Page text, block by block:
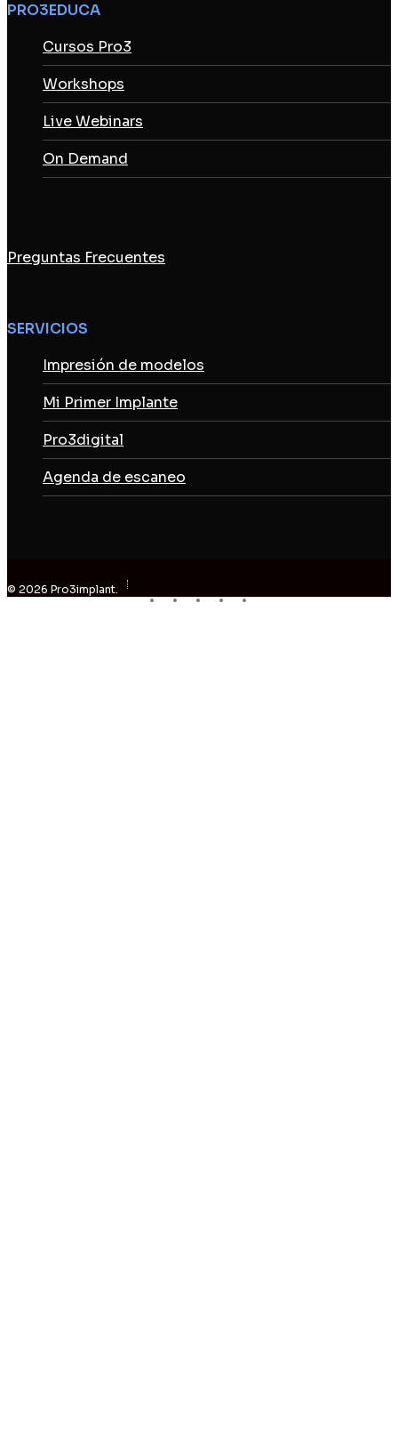
PRO3EDUCA
Cursos Pro3
Workshops
Live Webinars
On Demand
Preguntas Frecuentes
SERVICIOS
Impresión de modelos
Mi Primer Implante
Pro3digital
Agenda de escaneo
© 2026 Pro3implant.
facebook
linkedinyoutubeinstagram
email